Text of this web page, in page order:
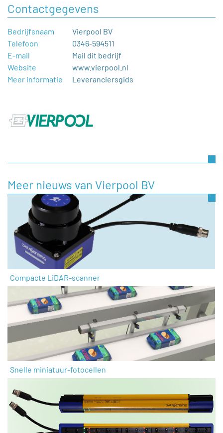
Contactgegevens
Bedrijfsnaam
Vierpool BV
Telefoon
0346-594511
E-mail
Mail dit bedrijf
Website
www.vierpool.nl
Meer informatie
Leveranciersgids
Meer nieuws van Vierpool BV
Compacte LiDAR-scanner
Snelle miniatuur-fotocellen